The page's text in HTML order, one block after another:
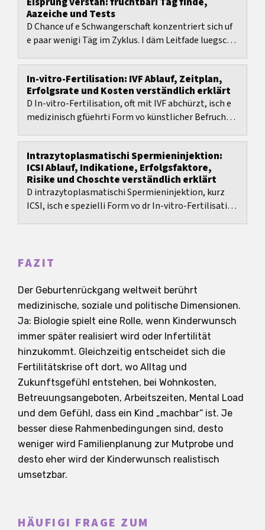
Aazeiche und Tests
D Chance uf e Schwangerschaft konzentriert sich uf
e paar wenigi Täg im Zyklus. I däm Leitfade luegsch
In-vitro-Fertilisation: IVF Ablauf, Zeitplan,
Erfolgsrate und Kosten verständlich erklärt
D In-vitro-Fertilisation, oft mit IVF abchürzt, isch e
medizinisch gfüehrti Form vo künstlicher Befruchtig
Intrazytoplasmatischi Spermieninjektion:
ICSI Ablauf, Indikatione, Erfolgsfaktore,
Risike und Choschte verständlich erklärt
D intrazytoplasmatischi Spermieninjektion, kurz
ICSI, isch e spezielli Form vo dr In-vitro-Fertilisation
FAZIT
Der Geburtenrückgang weltweit berührt
medizinische, soziale und politische Dimensionen.
Ja: Biologie spielt eine Rolle, wenn Kinderwunsch
immer später realisiert wird oder Infertilität
hinzukommt. Gleichzeitig entscheidet sich die
Fertilitätskrise oft dort, wo Alltag und
Zukunftsgefühl entstehen, bei Wohnkosten,
Betreuungsangeboten, Arbeitszeiten, Mental Load
und dem Gefühl, dass ein Kind „machbar“ ist. Je
besser diese Rahmenbedingungen sind, desto
weniger wird Familienplanung zur Mutprobe und
desto eher wird der Kinderwunsch realistisch
umsetzbar.
HÄUFIGI FRAGE ZUM